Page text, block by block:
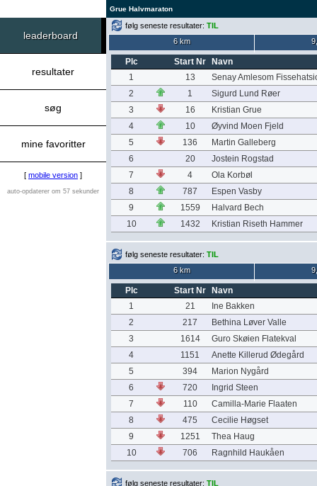
Grue Halvmaraton
leaderboard
resultater
søg
mine favoritter
[ mobile version ]
auto-opdaterer om 57 sekunder
følg seneste resultater: TIL
6 km
Plc Start Nr
Navn
1
13
Senay Amlesom
2
1
Sigurd Lund Røer
3
16
Kristian Grue
4
10
Øyvind Moen Fjeld
5
136
Martin Galleberg
6
20
Jostein Rogstad
7
4
Ola Korbøl
8
787
Espen Vasby
9
1559
Halvard Bech
10
1432 Kristian Riseth Hammer
følg seneste resultater: TIL
6 km
Plc Start Nr
Navn
1
21
Ine Bakken
2
217
Bethina Løver Valle
3
1614
Guro Skøien Flatekval
4
1151
Anette Killerud Ødegård
5
394
Marion Nygård
6
720
Ingrid Steen
7
110
Camilla-Marie Flaaten
8
475
Cecilie Høgset
9
1251
Thea Haug
10
706 Ragnhild Haukåen
følg seneste resultater: TIL